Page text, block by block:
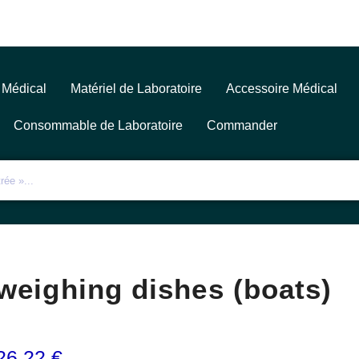
Matériel de Laboratoire Accessoire Médical
Consommable de Laboratoire Commander
dishes (boats)